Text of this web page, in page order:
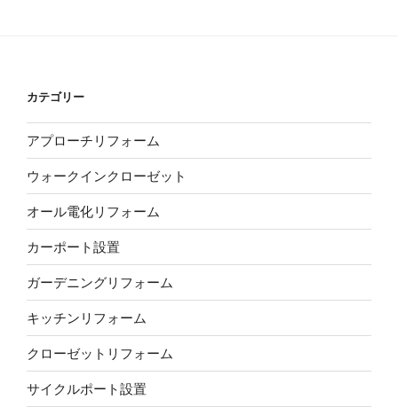
カテゴリー
アプローチリフォーム
ウォークインクローゼット
オール電化リフォーム
カーポート設置
ガーデニングリフォーム
キッチンリフォーム
クローゼットリフォーム
サイクルポート設置